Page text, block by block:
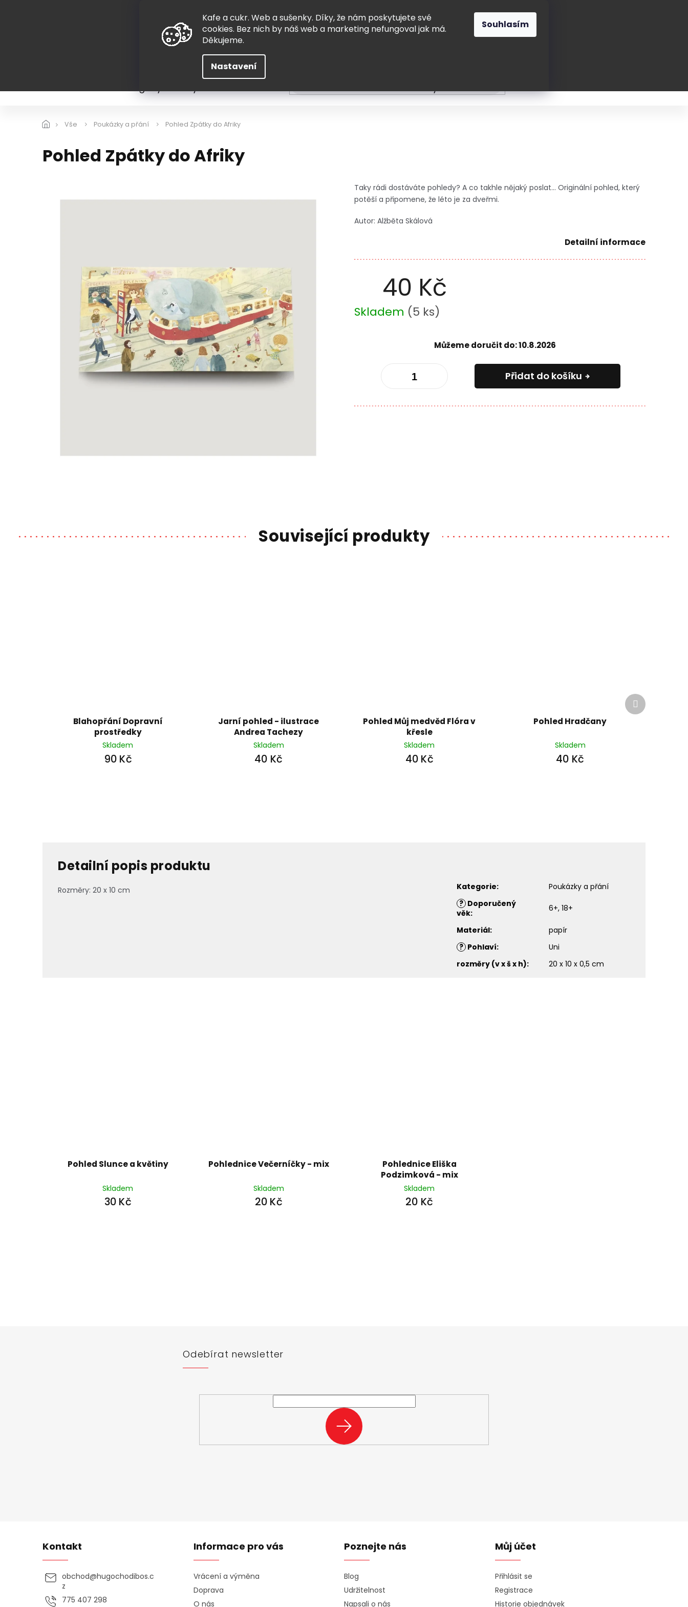
Kafe a cukr. Web a sušenky. Díky, že nám poskytujete své
cookies. Bez nich by náš web a marketing nefungoval jak má.
Děkujeme.
Nastavení
Souhlasím
Vše Poukázky a přání Pohled Zpátky do Afriky
Pohled Zpátky do Afriky
40 Kč
Měrná
cena:
Skladem (5 ks)
Můžeme doručit do:10.8.2026
Přidat do košíku
Taky rádi dostáváte pohledy? A co takhle nějaký poslat... Originální pohled, který
potěší a připomene, že léto je za dveřmi.
Autor: Alžběta Skálová
Detailní informace
Související produkty
Blahopřání Dopravní
prostředky
Skladem
90 Kč
Jarní pohled - ilustrace
Andrea Tachezy
Skladem
40 Kč
Pohled Můj medvěd Flóra v
křesle
Skladem
40 Kč
Pohled Hradčany
Skladem
40 Kč
Další
produkt
Detailní popis produktu
Rozměry: 20 x 10 cm Kategorie:
Poukázky a přání
? Doporučený
věk: 6+, 18+
Materiál:
papír
? Pohlaví:
Uni
rozměry (v x š x h): 20 x 10 x 0,5 cm
Pohled Slunce a květiny
Skladem
30 Kč
Pohlednice Večerníčky - mix
Skladem
20 Kč
Pohlednice Eliška
Podzimková - mix
Skladem
20 Kč
Odebírat newsletter
PŘIHLÁSIT
SE
Kontakt
obchod@hugochodibos.c
z
775 407 298
Informace pro vás
Vrácení a výměna
Doprava
O nás
Poznejte nás
Blog
Udržitelnost
Napsali o nás
Můj účet
Přihlásit se
Registrace
Historie objednávek